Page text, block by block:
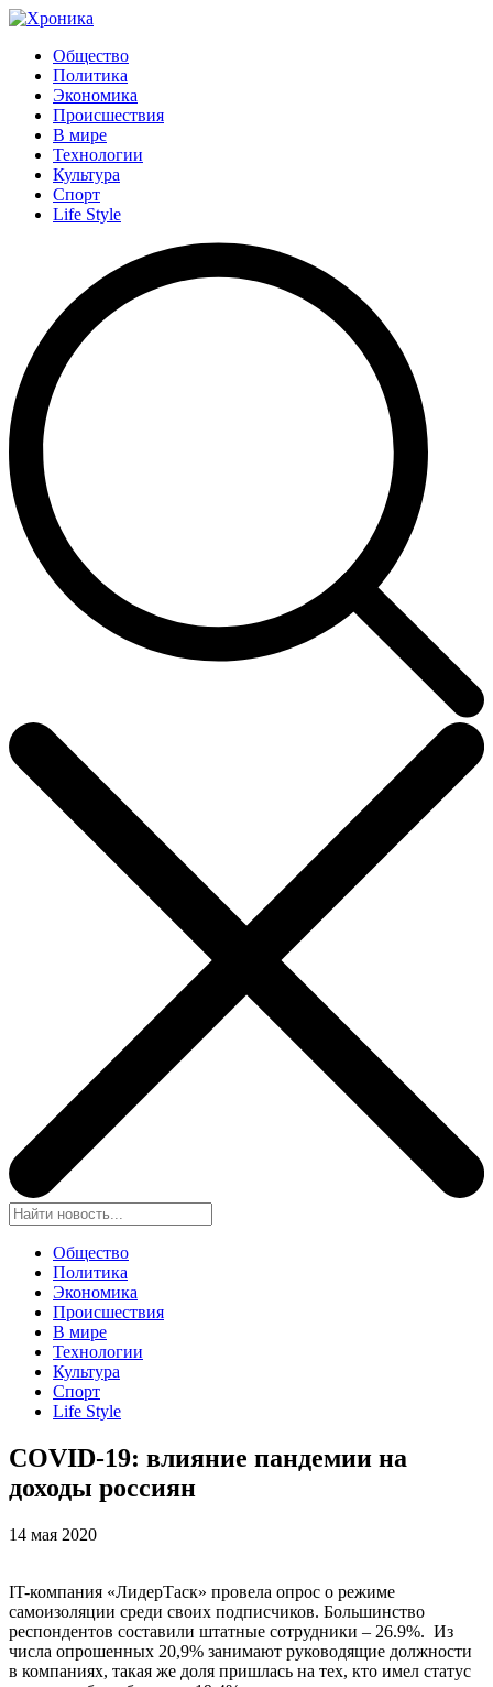
Общество
Политика
Экономика
Происшествия
В мире
Технологии
Культура
Спорт
Life Style
Общество
Политика
Экономика
Происшествия
В мире
Технологии
Культура
Спорт
Life Style
COVID-19: влияние пандемии на
доходы россиян
14 мая 2020
IT-компания «ЛидерТаск» провела опрос о режиме
самоизоляции среди своих подписчиков. Большинство
респондентов составили штатные сотрудники – 26.9%. Из
числа опрошенных 20,9% занимают руководящие должности
в компаниях, такая же доля пришлась на тех, кто имел статус